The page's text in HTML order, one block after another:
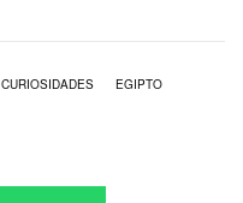
CURIOSIDADES
EGIPTO